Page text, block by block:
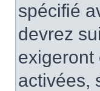
spécifié
devrez
exigeront
activées,